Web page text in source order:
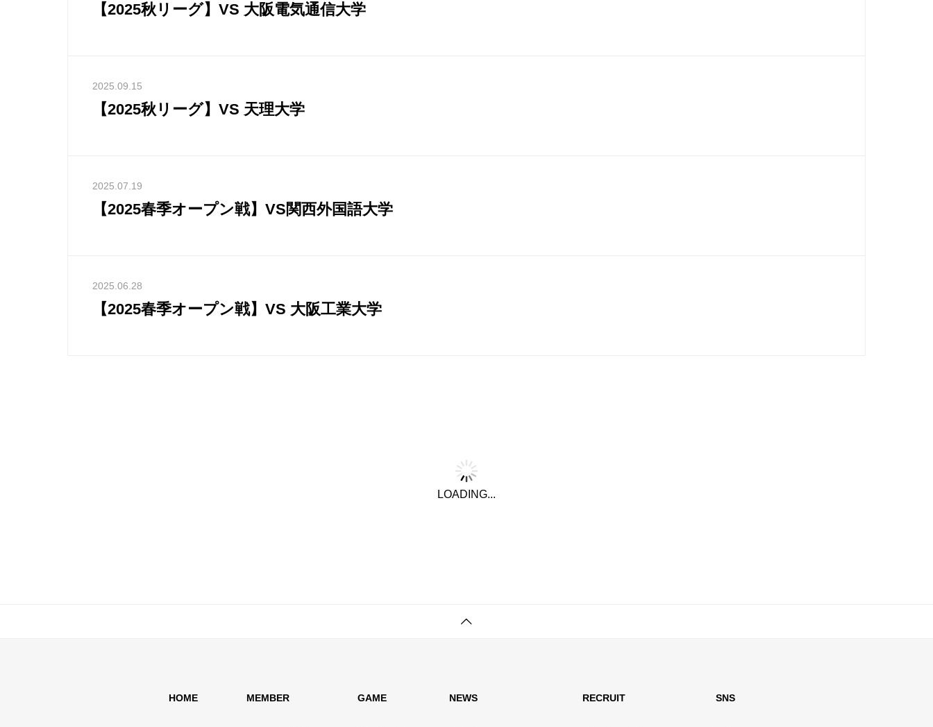
【2025秋リーグ】VS 大阪電気通信大学
2025.09.15
【2025秋リーグ】VS 天理大学
2025.07.19
【2025春季オープン戦】VS関西外国語大学
2025.06.28
【2025春季オープン戦】VS 大阪工業大学
LOADING...
HOME MEMBER GAME NEWS RECRUIT SNS